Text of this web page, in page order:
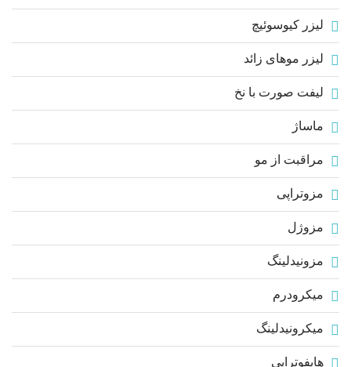
لیزر کیوسوئیچ
لیزر موهای زائد
لیفت صورت با نخ
ماساژ
مراقبت از مو
مزوتراپی
مزوژل
مزونیدلینگ
میکرودرم
میکرونیدلینگ
هایفوتراپی